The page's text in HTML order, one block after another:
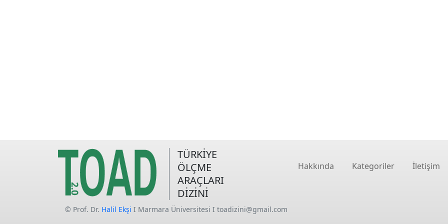
TÜRKİYE
ÖLÇME
ARAÇLARI
DİZİNİ
Hakkında Kategoriler İletişim
© Prof. Dr. Halil Ekşi I Marmara Üniversitesi I toadizini@gmail.com